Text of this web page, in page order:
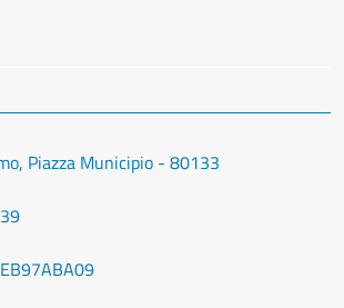
Piazza Municipio - 80133